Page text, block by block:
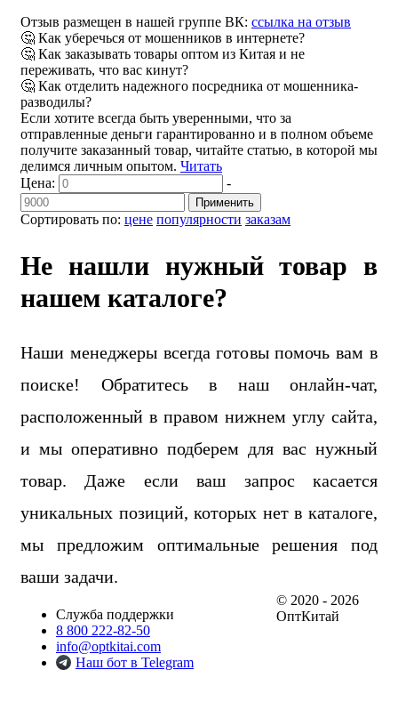
Отзыв размещен в нашей группе ВК: ссылка на отзыв
🤔 Как уберечься от мошенников в интернете?
🤔 Как заказывать товары оптом из Китая и не
переживать, что вас кинут?
🤔 Как отделить надежного посредника от мошенника-
разводилы?
Если хотите всегда быть уверенными, что за
отправленные деньги гарантированно и в полном объеме
получите заказанный товар, читайте статью, в которой мы
делимся личным опытом. Читать
Сортировать по: цене популярности заказам
Цена: -
Применить
Не нашли нужный товар в
нашем каталоге?
Наши менеджеры всегда готовы помочь вам в
поиске! Обратитесь в наш онлайн-чат,
расположенный в правом нижнем углу сайта,
и мы оперативно подберем для вас нужный
товар. Даже если ваш запрос касается
уникальных позиций, которых нет в каталоге,
мы предложим оптимальные решения под
ваши задачи.
Служба поддержки
8 800 222-82-50
info@optkitai.com
Наш бот в Telegram
© 2020 - 2026
ОптКитай